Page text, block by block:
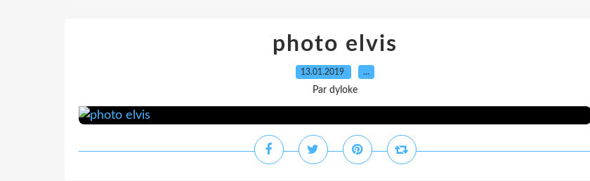
photo elvis
13.01.2019 …
Par dyloke